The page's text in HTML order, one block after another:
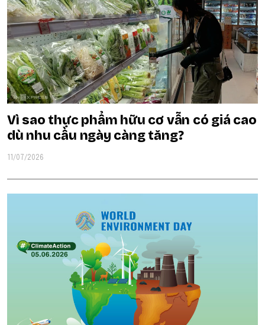
Vì sao thực phẩm hữu cơ vẫn có giá cao
dù nhu cầu ngày càng tăng?
11/07/2026